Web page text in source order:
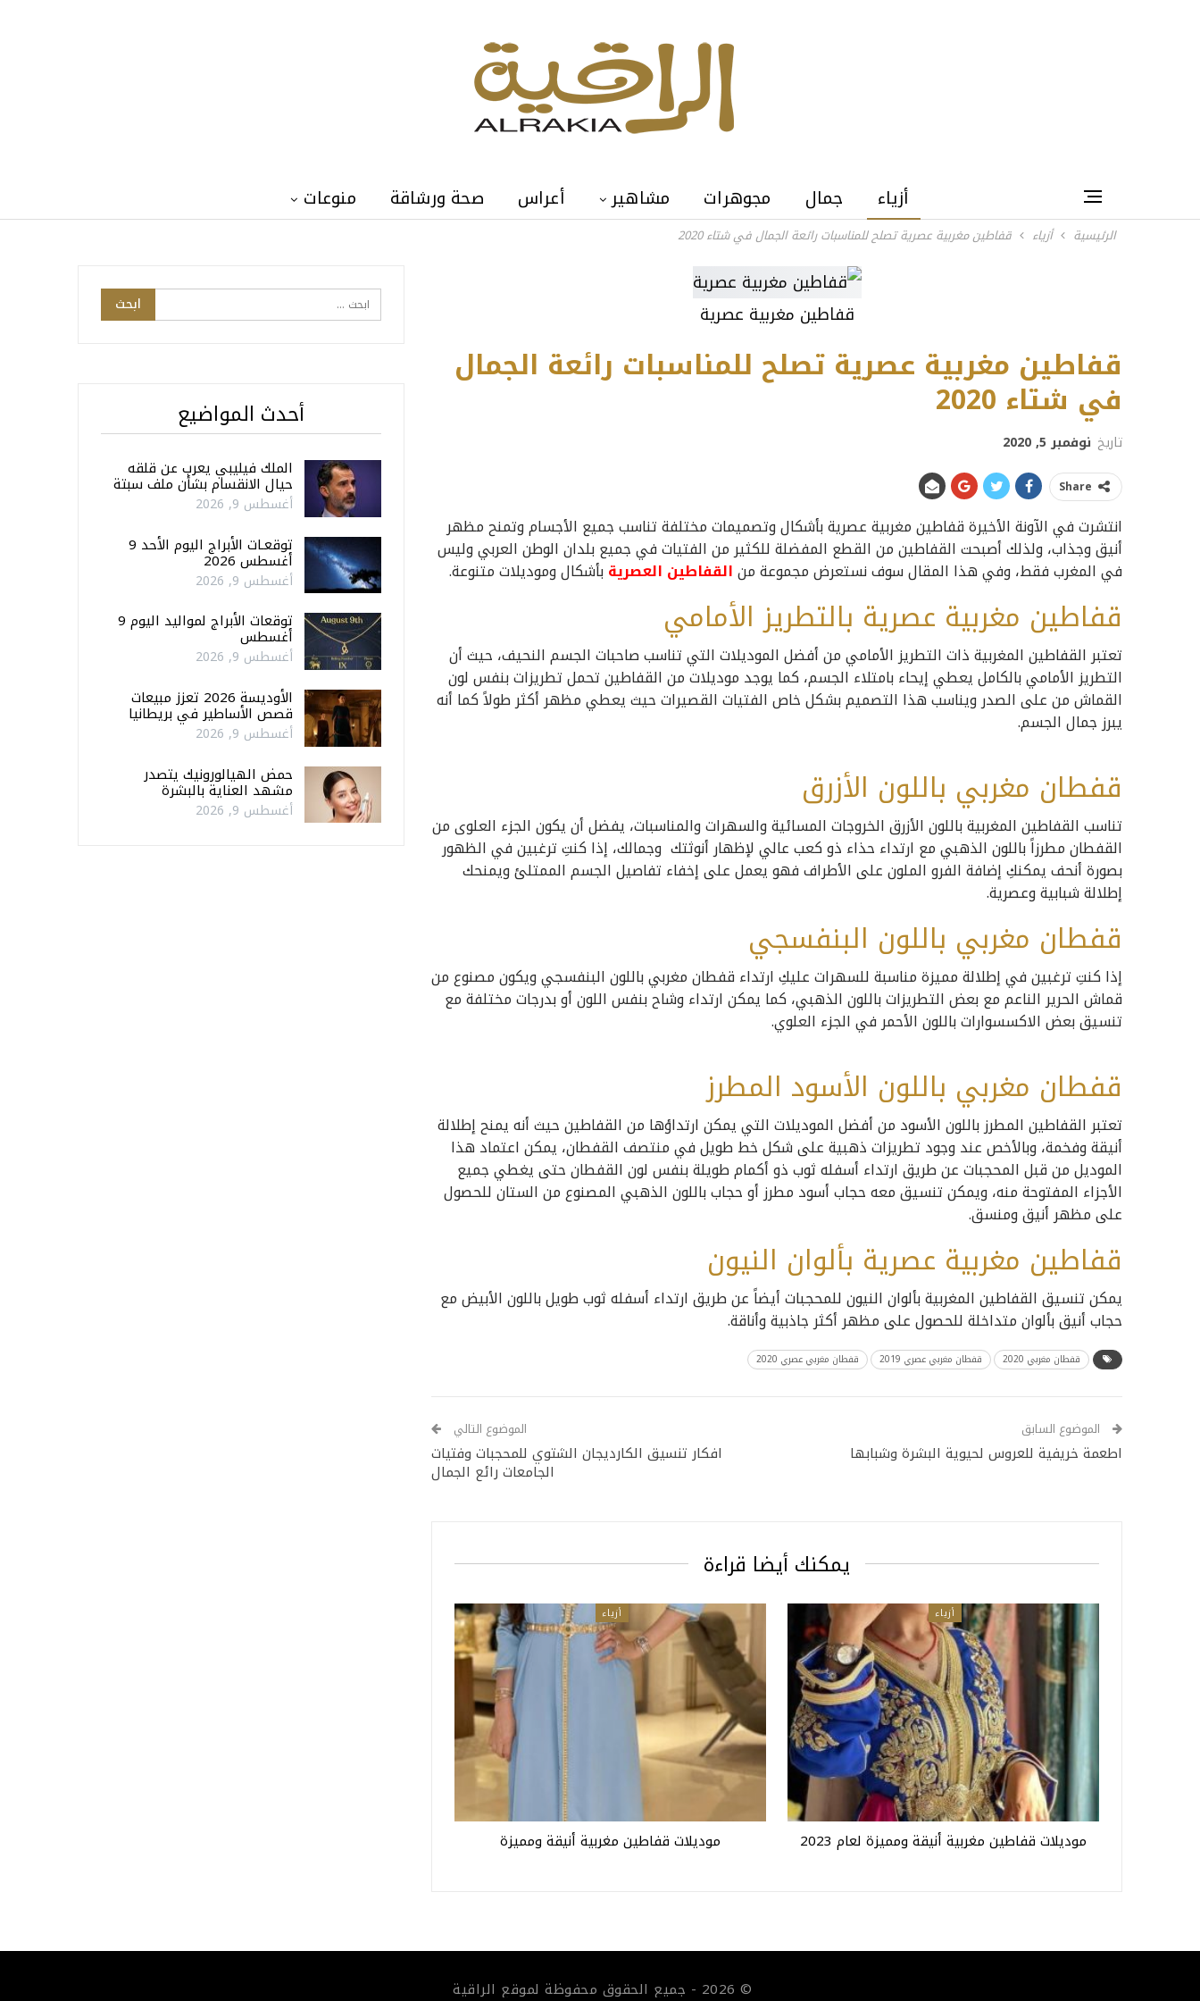
أزياء جمال مجوهرات مشاهير أعراس صحة ورشاقة منوعات
الرئيسية أزياء قفاطين مغربية عصرية تصلح للمناسبات رائعة الجمال في شتاء 2020
قفاطين مغربية عصرية
قفاطين مغربية عصرية تصلح للمناسبات رائعة الجمال
في شتاء 2020
تاريخ نوفمبر 5, 2020
Share
انتشرت في الآونة الأخيرة قفاطين مغربية عصرية بأشكال وتصميمات مختلفة تناسب جميع الأجسام وتمنح مظهر
أنيق وجذاب، ولذلك أصبحت القفاطين من القطع المفضلة للكثير من الفتيات في جميع بلدان الوطن العربي وليس
في المغرب فقط، وفي هذا المقال سوف نستعرض مجموعة منالقفاطين العصريةبأشكال وموديلات متنوعة.
قفاطين مغربية عصرية بالتطريز الأمامي
تعتبر القفاطين المغربية ذات التطريز الأمامي من أفضل الموديلات التي تناسب صاحبات الجسم النحيف، حيث أن
التطريز الأمامي بالكامل يعطي إيحاء بامتلاء الجسم، كما يوجد موديلات من القفاطين تحمل تطريزات بنفس لون
القماش من على الصدر ويناسب هذا التصميم بشكل خاص الفتيات القصيرات حيث يعطي مظهر أكثر طولاً كما أنه
يبرز جمال الجسم.
قفطان مغربي باللون الأزرق
تناسب القفاطين المغربية باللون الأزرق الخروجات المسائية والسهرات والمناسبات، يفضل أن يكون الجزء العلوى من
القفطان مطرزاً باللون الذهبي مع ارتداء حذاء ذو كعب عالي لإظهار أنوثتك وجمالك، إذا كنتِ ترغبين في الظهور
بصورة أنحف يمكنكِ إضافة الفرو الملون على الأطراف فهو يعمل على إخفاء تفاصيل الجسم الممتلئ ويمنحك
إطلالة شبابية وعصرية.
قفطان مغربي باللون البنفسجي
إذا كنتِ ترغبين في إطلالة مميزة مناسبة للسهرات عليكِ ارتداء قفطان مغربي باللون البنفسجي ويكون مصنوع من
قماش الحرير الناعم مع بعض التطريزات باللون الذهبي، كما يمكن ارتداء وشاح بنفس اللون أو بدرجات مختلفة مع
تنسيق بعض الاكسسوارات باللون الأحمر في الجزء العلوي.
قفطان مغربي باللون الأسود المطرز
تعتبر القفاطين المطرز باللون الأسود من أفضل الموديلات التي يمكن ارتداؤها من القفاطين حيث أنه يمنح إطلالة
أنيقة وفخمة، وبالأخص عند وجود تطريزات ذهبية على شكل خط طويل في منتصف القفطان، يمكن اعتماد هذا
الموديل من قبل المحجبات عن طريق ارتداء أسفله ثوب ذو أكمام طويلة بنفس لون القفطان حتى يغطي جميع
الأجزاء المفتوحة منه، ويمكن تنسيق معه حجاب أسود مطرز أو حجاب باللون الذهبي المصنوع من الستان للحصول
على مظهر أنيق ومنسق.
قفاطين مغربية عصرية بألوان النيون
يمكن تنسيق القفاطين المغربية بألوان النيون للمحجبات أيضاً عن طريق ارتداء أسفله ثوب طويل باللون الأبيض مع
حجاب أنيق بألوان متداخلة للحصول على مظهر أكثر جاذبية وأناقة.
قفطان مغربي 2020 قفطان مغربي عصري 2019 قفطان مغربي عصري 2020
الموضوع السابق
اطعمة خريفية للعروس لحيوية البشرة وشبابها
الموضوع التالي
افكار تنسيق الكارديجان الشتوي للمحجبات وفتيات
الجامعات رائع الجمال
يمكنك أيضا قراءة
أزياء
موديلات قفاطين مغربية أنيقة ومميزة لعام 2023
أزياء
موديلات قفاطين مغربية أنيقة ومميزة
أحدث المواضيع
الملك فيليبي يعرب عن قلقه
حيال الانقسام بشأن ملف سبتة
أغسطس 9, 2026
توقعـات الأبراج اليوم الأحد 9
أغسطس 2026
أغسطس 9, 2026
توقعات الأبراج لمواليد اليوم 9
أغسطس
أغسطس 9, 2026
الأوديسة 2026 تعزز مبيعات
قصص الأساطير في بريطانيا
أغسطس 9, 2026
حمض الهيالورونيك يتصدر
مشهد العناية بالبشرة
أغسطس 9, 2026
© 2026 - جميع الحقوق محفوظة لموقع الراقية